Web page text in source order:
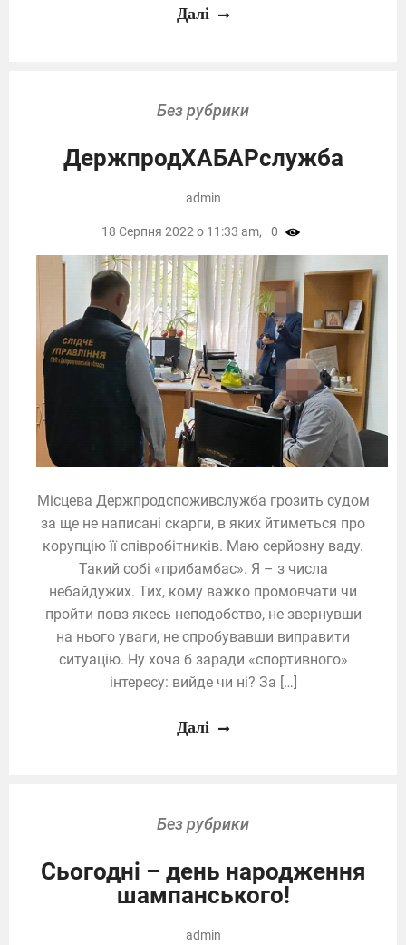
Далі
Без рубрики
ДержпродХАБАРслужба
Місцева Держпродспоживслужба грозить судом
за ще не написані скарги, в яких йтиметься про
корупцію її співробітників. Маю серйозну ваду.
Такий собі «прибамбас». Я – з числа
небайдужих. Тих, кому важко промовчати чи
пройти повз якесь неподобство, не звернувши
на нього уваги, не спробувавши виправити
ситуацію. Ну хоча б заради «спортивного»
інтересу: вийде чи ні? За […]
admin
18 Серпня 2022 о 11:33 am, 0
Далі
Без рубрики
Сьогодні – день народження
шампанського!
admin